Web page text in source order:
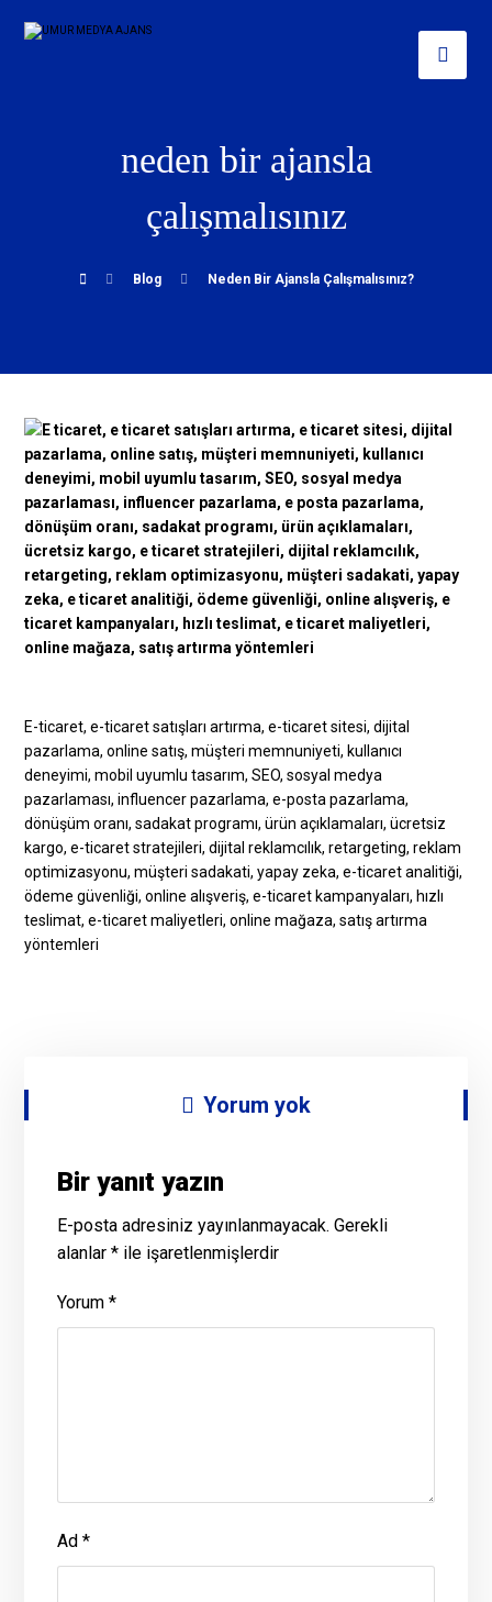
neden bir ajansla
çalışmalısınız
Blog Neden Bir Ajansla Çalışmalısınız?
E-ticaret, e-ticaret satışları artırma, e-ticaret sitesi, dijital
pazarlama, online satış, müşteri memnuniyeti, kullanıcı
deneyimi, mobil uyumlu tasarım, SEO, sosyal medya
pazarlaması, influencer pazarlama, e-posta pazarlama,
dönüşüm oranı, sadakat programı, ürün açıklamaları, ücretsiz
kargo, e-ticaret stratejileri, dijital reklamcılık, retargeting, reklam
optimizasyonu, müşteri sadakati, yapay zeka, e-ticaret analitiği,
ödeme güvenliği, online alışveriş, e-ticaret kampanyaları, hızlı
teslimat, e-ticaret maliyetleri, online mağaza, satış artırma
yöntemleri
Yorum yok
Bir yanıt yazın
E-posta adresiniz yayınlanmayacak. Gerekli
alanlar* ile işaretlenmişlerdir
Yorum*
Ad*